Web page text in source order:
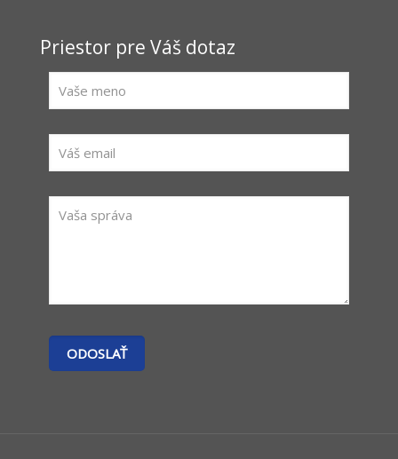
Priestor pre Váš dotaz